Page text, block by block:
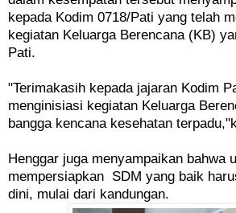
kepada Kodim 0718/Pati yang telah
kegiatan Keluarga Berencana (KB)
Pati.
"Terimakasih kepada jajaran Kodim
menginisiasi kegiatan Keluarga
bangga kencana kesehatan
Henggar juga menyampaikan bahwa
mempersiapkan SDM yang baik
dini, mulai dari kandungan.